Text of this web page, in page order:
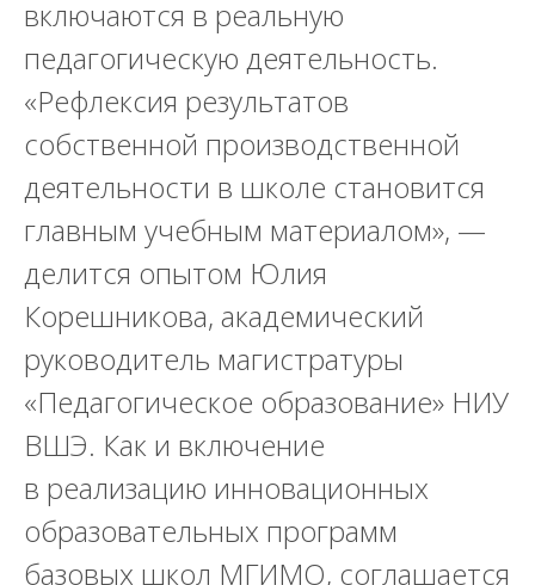
включаются в реальную
педагогическую деятельность.
«Рефлексия результатов
собственной производственной
деятельности в школе становится
главным учебным материалом», —
делится опытом Юлия
Корешникова, академический
руководитель магистратуры
«Педагогическое образование» НИУ
ВШЭ. Как и включение
в реализацию инновационных
образовательных программ
базовых школ МГИМО, соглашается